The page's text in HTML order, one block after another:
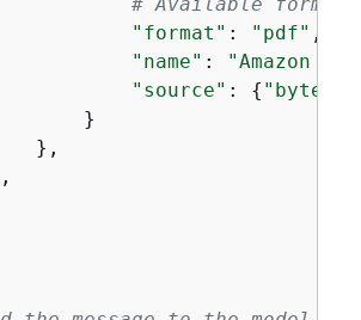
"format" : "pdf" ,
"name" :
"Amazon
"source" : { "bytes"
}
},